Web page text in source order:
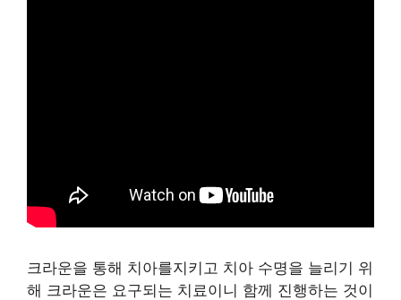
크라운을 통해 치아를지키고 치아 수명을 늘리기 위
해 크라운은 요구되는 치료이니 함께 진행하는 것이